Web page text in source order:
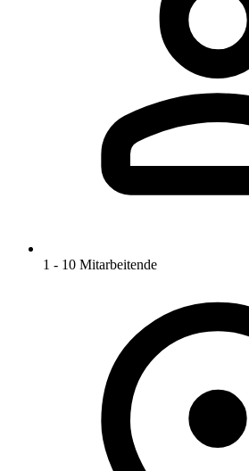
1 - 10 Mitarbeitende